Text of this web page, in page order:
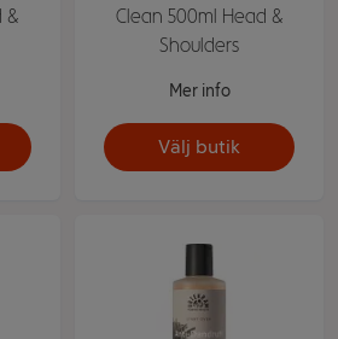
&
Clean 500ml Head &
Shoulders
Mer info
Välj butik